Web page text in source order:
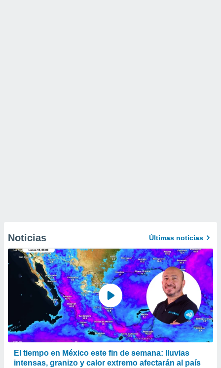
Noticias Últimas noticias
El tiempo en México este fin de semana: lluvias
intensas, granizo y calor extremo afectarán al país